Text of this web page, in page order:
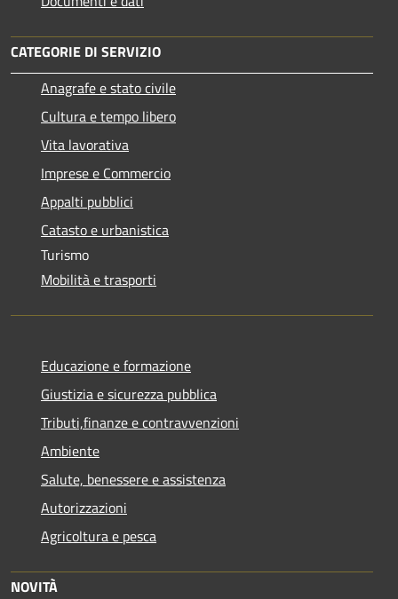
CATEGORIE DI SERVIZIO
Anagrafe e stato civile
Cultura e tempo libero
Vita lavorativa
Imprese e Commercio
Appalti pubblici
Catasto e urbanistica
Turismo
Mobilità e trasporti
Educazione e formazione
Giustizia e sicurezza pubblica
Tributi,finanze e contravvenzioni
Ambiente
Salute, benessere e assistenza
Autorizzazioni
Agricoltura e pesca
NOVITÀ